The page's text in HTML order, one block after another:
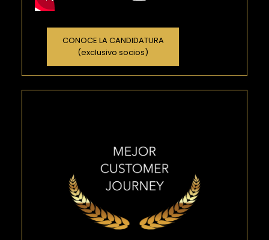
CONOCE LA CANDIDATURA
(exclusivo socios)